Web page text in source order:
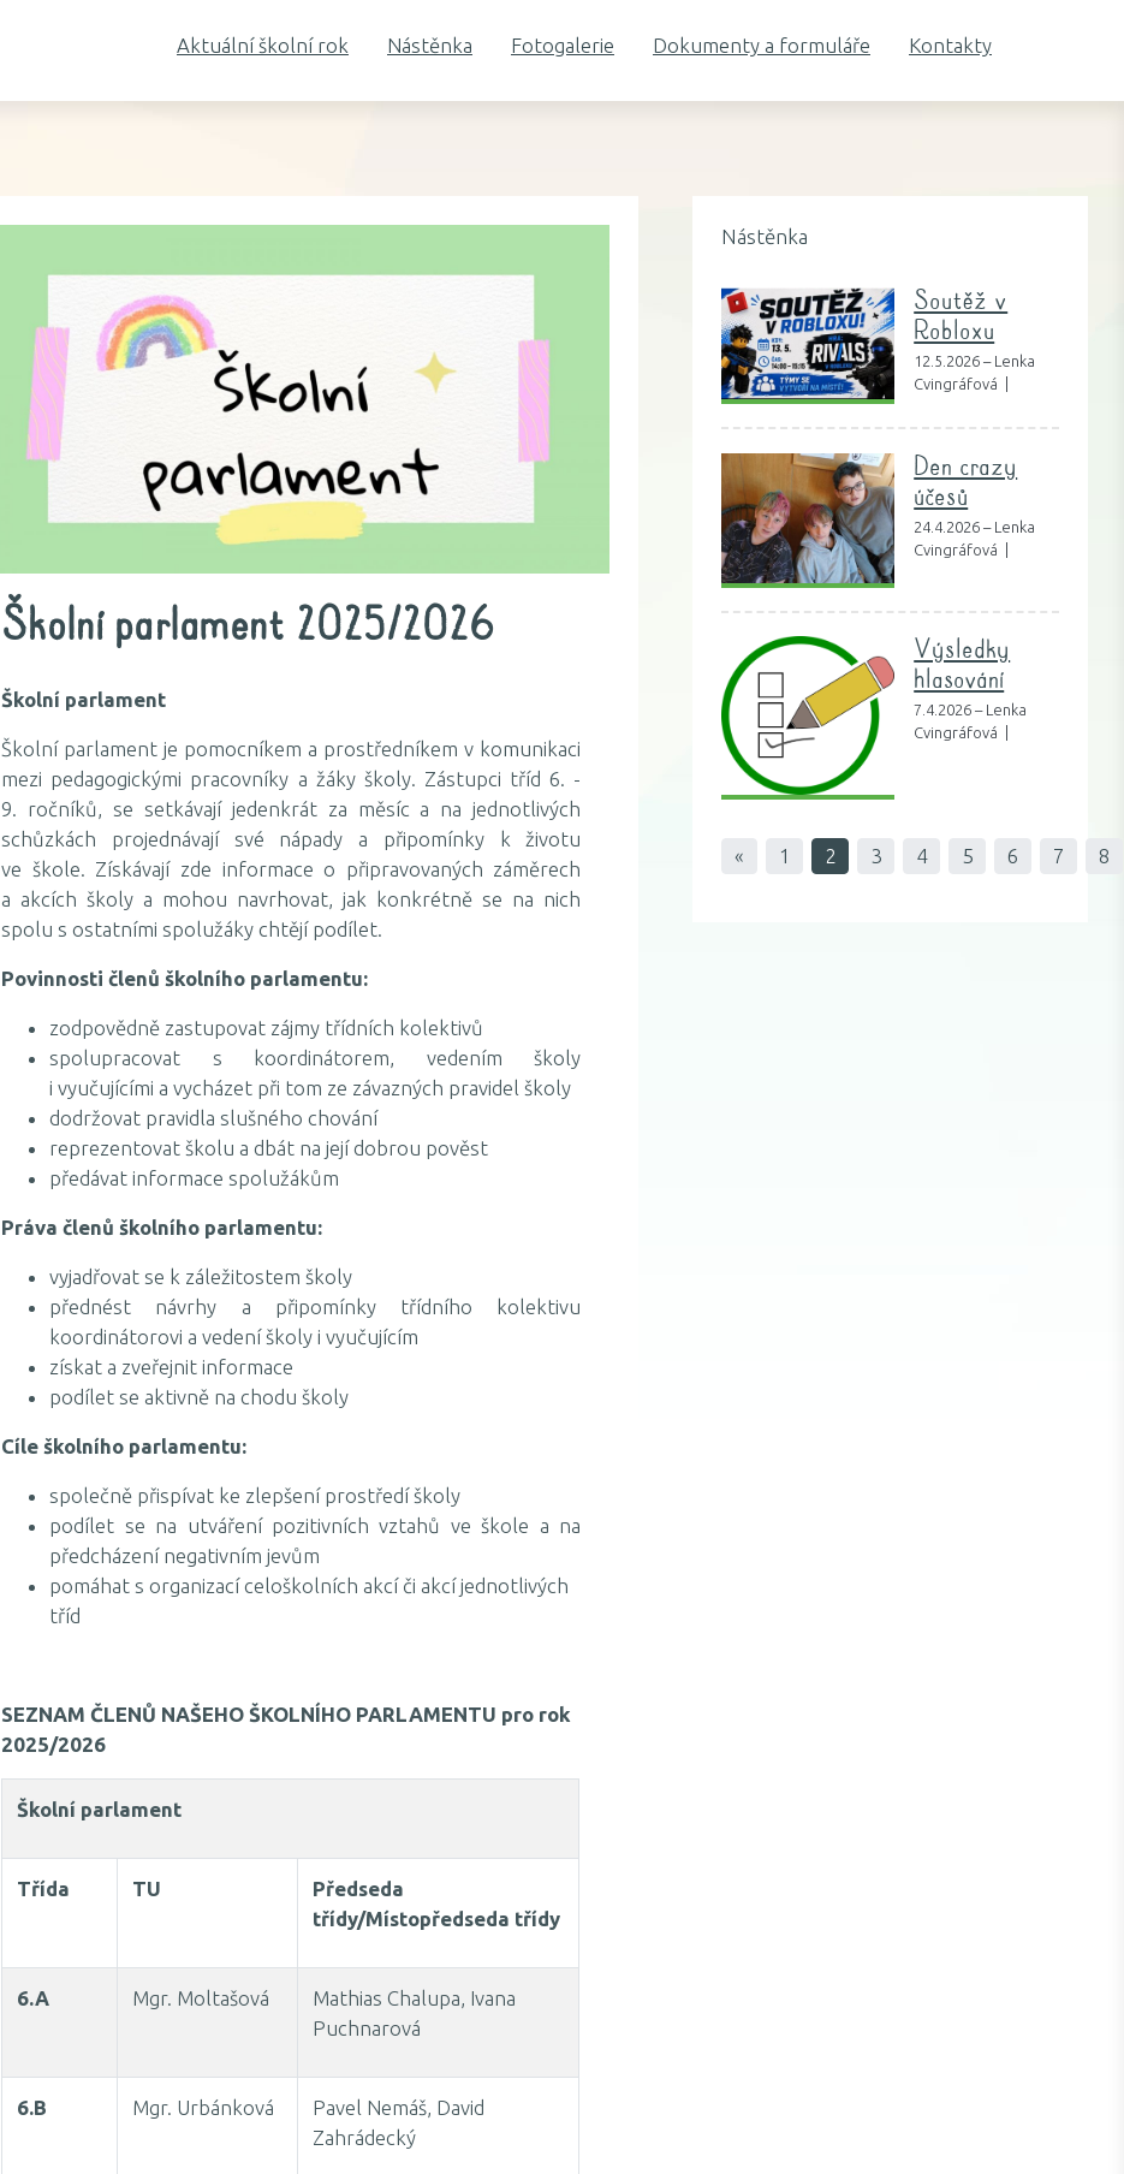
Aktuální školní rok Nástěnka Fotogalerie Dokumenty a formuláře Kontakty
Školní parlament 2025/2026
Školní parlament
Školní parlament je pomocníkem a prostředníkem v komunikaci
mezi pedagogickými pracovníky a žáky školy. Zástupci tříd 6. -
9. ročníků, se setkávají jedenkrát za měsíc a na jednotlivých
schůzkách projednávají své nápady a připomínky k životu
ve škole. Získávají zde informace o připravovaných záměrech
a akcích školy a mohou navrhovat, jak konkrétně se na nich
spolu s ostatními spolužáky chtějí podílet.
Povinnosti členů školního parlamentu:
zodpovědně zastupovat zájmy třídních kolektivů
spolupracovat s koordinátorem, vedením školy
i vyučujícími a vycházet při tom ze závazných pravidel školy
dodržovat pravidla slušného chování
reprezentovat školu a dbát na její dobrou pověst
předávat informace spolužákům
Práva členů školního parlamentu:
vyjadřovat se k záležitostem školy
přednést návrhy a připomínky třídního kolektivu
koordinátorovi a vedení školy i vyučujícím
získat a zveřejnit informace
podílet se aktivně na chodu školy
Cíle školního parlamentu:
společně přispívat ke zlepšení prostředí školy
podílet se na utváření pozitivních vztahů ve škole a na
předcházení negativním jevům
pomáhat s organizací celoškolních akcí či akcí jednotlivých
tříd
SEZNAM ČLENŮ NAŠEHO ŠKOLNÍHO PARLAMENTU pro rok
2025/2026
Školní parlament
Třída TU
Předseda
třídy/Místopředseda třídy
6.A Mgr. Moltašová
Mathias Chalupa, Ivana
Puchnarová
6.B Mgr. Urbánková
Pavel Nemáš, David
Zahrádecký
Nástěnka
Soutěž v
Robloxu
12.5.2026 – Lenka
Cvingráfová |
Den crazy
účesů
24.4.2026 – Lenka
Cvingráfová |
Výsledky
hlasování
7.4.2026 – Lenka
Cvingráfová |
« 1 2 3 4 5 6 7 8